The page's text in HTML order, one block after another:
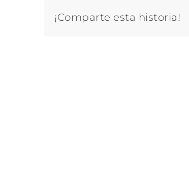
¡Comparte esta historia!